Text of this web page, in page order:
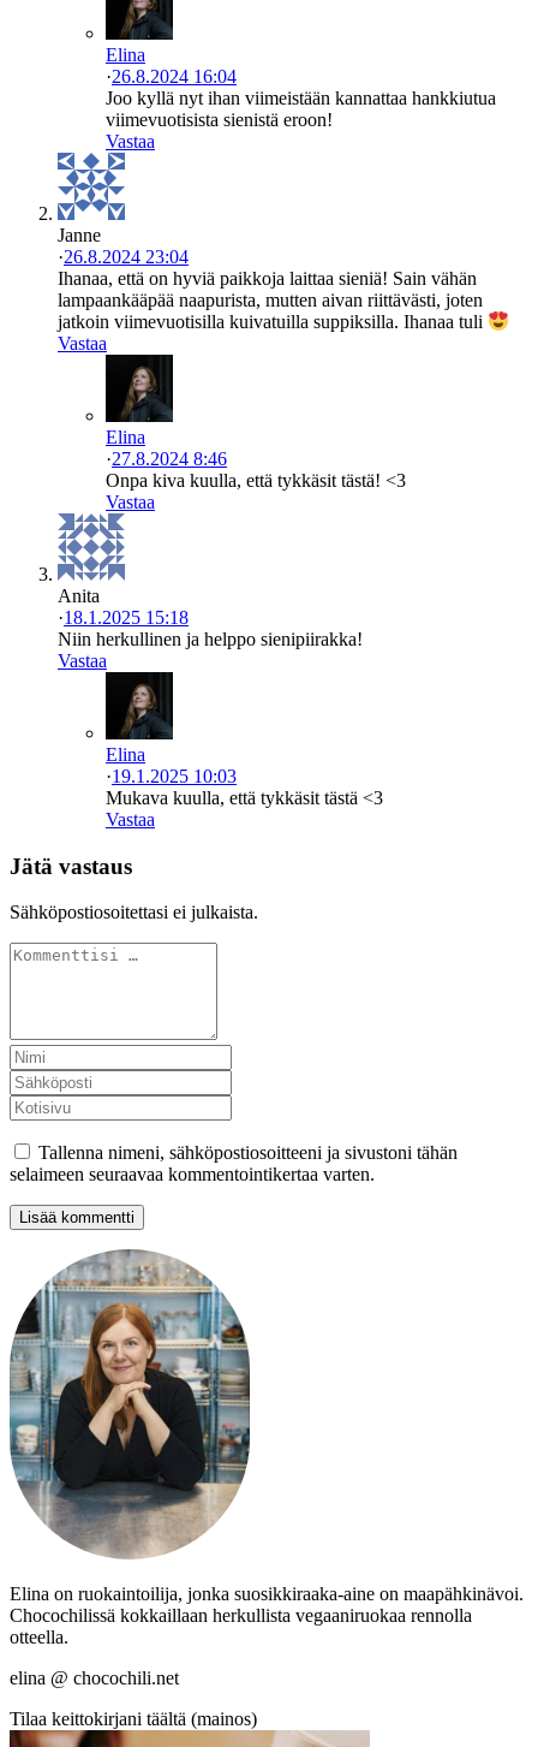
Elina
·26.8.2024 16:04
Joo kyllä nyt ihan viimeistään kannattaa hankkiutua
viimevuotisista sienistä eroon!
Vastaa
Janne
·26.8.2024 23:04
Ihanaa, että on hyviä paikkoja laittaa sieniä! Sain vähän
lampaankääpää naapurista, mutten aivan riittävästi, joten
jatkoin viimevuotisilla kuivatuilla suppiksilla. Ihanaa tuli
Vastaa
Elina
·27.8.2024 8:46
Onpa kiva kuulla, että tykkäsit tästä! <3
Vastaa
Anita
·18.1.2025 15:18
Niin herkullinen ja helppo sienipiirakka!
Vastaa
Elina
·19.1.2025 10:03
Mukava kuulla, että tykkäsit tästä <3
Vastaa
Jätä vastaus
Sähköpostiosoitettasi ei julkaista.
Tallenna nimeni, sähköpostiosoitteeni ja sivustoni tähän
selaimeen seuraavaa kommentointikertaa varten.
Elina on ruokaintoilija, jonka suosikkiraaka-aine on maapähkinävoi.
Chocochilissä kokkaillaan herkullista vegaaniruokaa rennolla
otteella.
elina @ chocochili.net
Tilaa keittokirjani täältä (mainos)